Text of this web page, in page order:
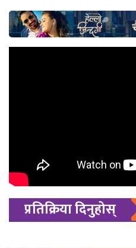
प्रतिक्रिया दिनुहोस्